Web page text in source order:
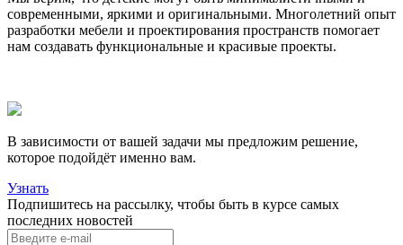
современными, яркими и оригинальными. Многолетний опыт
разработки мебели и проектирования пространств помогает
нам создавать функциональные и красивые проекты.
В зависимости от вашей задачи мы предложим решение,
которое подойдёт именно вам.
Узнать
Подпишитесь на рассылку, чтобы быть в курсе самых
последних новостей